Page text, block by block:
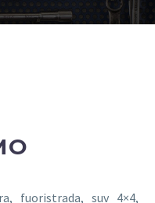
fuoristrada, suv 4×4,